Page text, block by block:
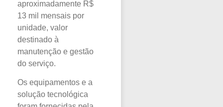
aproximadamente R$
13 mil mensais por
unidade, valor
destinado à
manutenção e gestão
do serviço.
Os equipamentos e a
solução tecnológica